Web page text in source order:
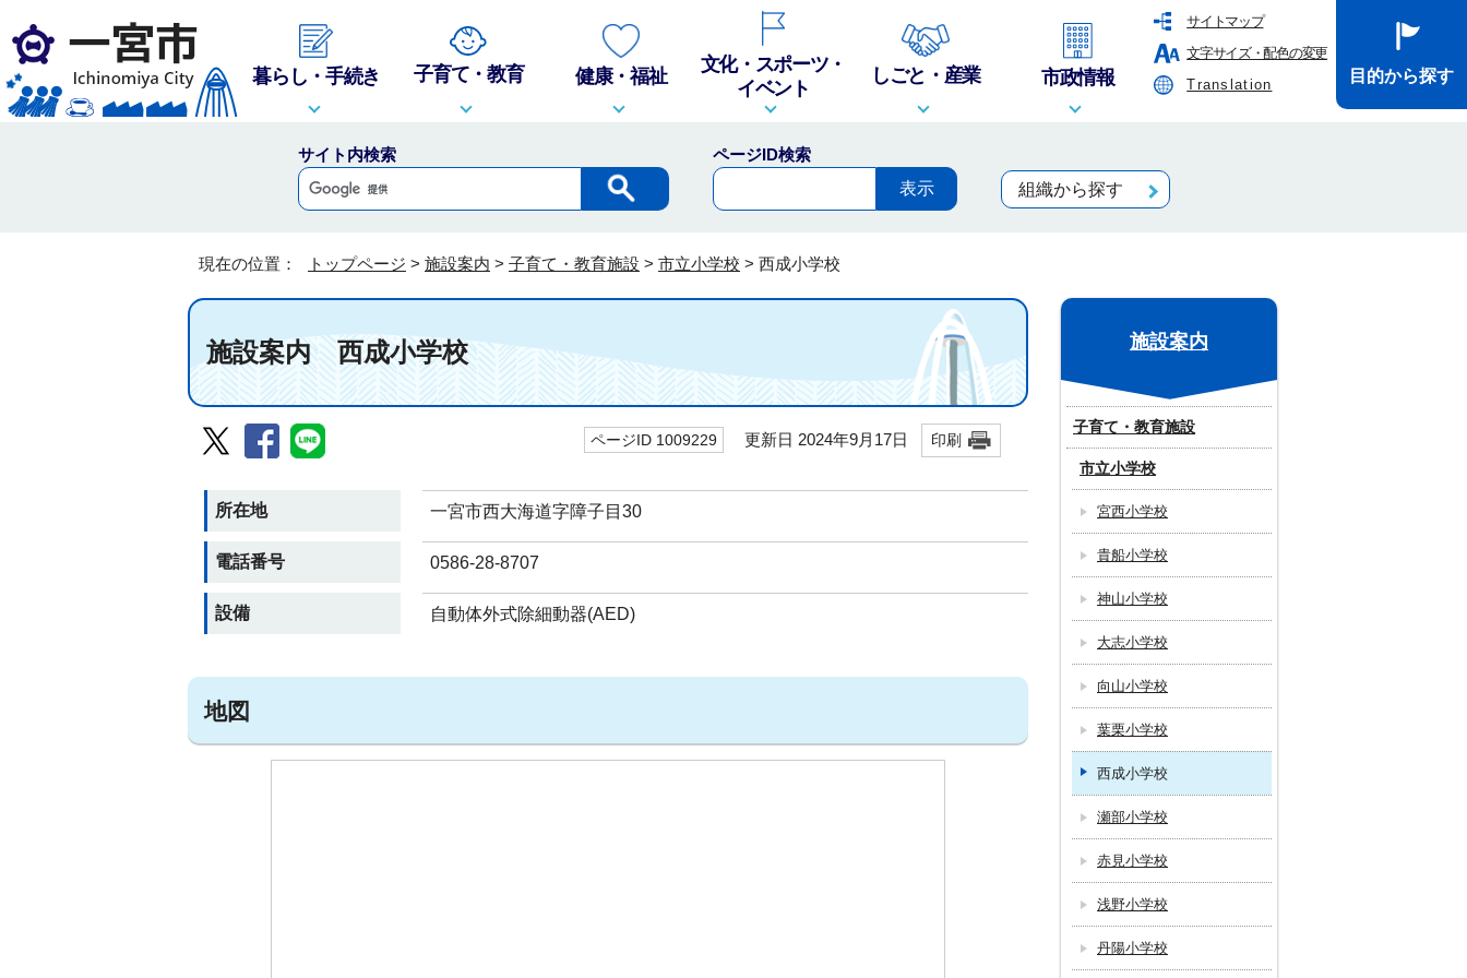
サイトマップ
文字サイズ・配色の変更
Translation
暮らし・手続き 子育て・教育 健康・福祉
文化・スポーツ・
イベント
しごと・産業 市政情報 目的から探す
サイト内検索
ページID検索
組織から探す
現在の位置： トップページ > 施設案内 > 子育て・教育施設 > 市立小学校 > 西成小学校
施設案内西成小学校
ページID 1009229 更新日 2024年9月17日 印刷
所在地 一宮市西大海道字障子目30
電話番号 0586-28-8707
設備 自動体外式除細動器(AED)
地図
施設案内
子育て・教育施設
市立小学校
宮西小学校
貴船小学校
神山小学校
大志小学校
向山小学校
葉栗小学校
西成小学校
瀬部小学校
赤見小学校
浅野小学校
丹陽小学校